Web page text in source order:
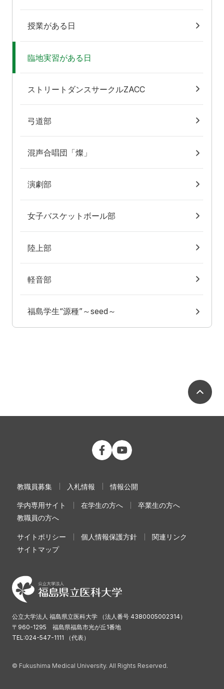
授業がある日
臨地実習がある日
ストリートダンスサークルZACC
弓道部
混声合唱団「燦」
演劇部
女子バスケットボール部
陸上部
軽音部
福島学生“源種”～seed～
公立大学法人 福島県立医科大学
教職員募集 入札情報 情報公開
学内専用サイト 在学生の方へ
卒業生の方へ
教職員の方へ
サイトポリシー 個人情報保護方針
関連リンク
サイトマップ
公立大学法人 福島県立医科大学 （法人番号 4380005002314）
〒960-1295 福島県福島市光が丘1番地
TEL:024-547-1111 （代表）
© Fukushima Medical University. All Rights Reserved.